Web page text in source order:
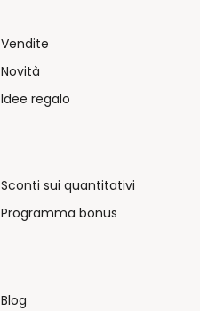
Vendite
Novità
Idee regalo
Sconti sui quantitativi
Programma bonus
Blog